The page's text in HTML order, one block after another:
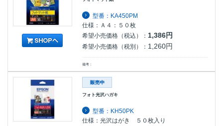
型番：KA450PM
仕様：Ａ４：５０枚
希望小売価格（税込）： 1,386円
希望小売価格（税別）： 1,260円
備考：
フォト光沢ハガキ
型番：KH50PK
仕様：光沢はがき ５０枚入り